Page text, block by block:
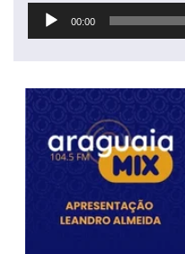
Tocador
00:00